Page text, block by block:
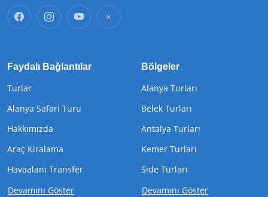
Faydalı Bağlantılar
Turlar
Alanya Safari Turu
Hakkımızda
Araç Kiralama
Havaalanı Transfer
Devamını Göster
Bölgeler
Alanya Turları
Belek Turları
Antalya Turları
Kemer Turları
Side Turları
Devamını Göster